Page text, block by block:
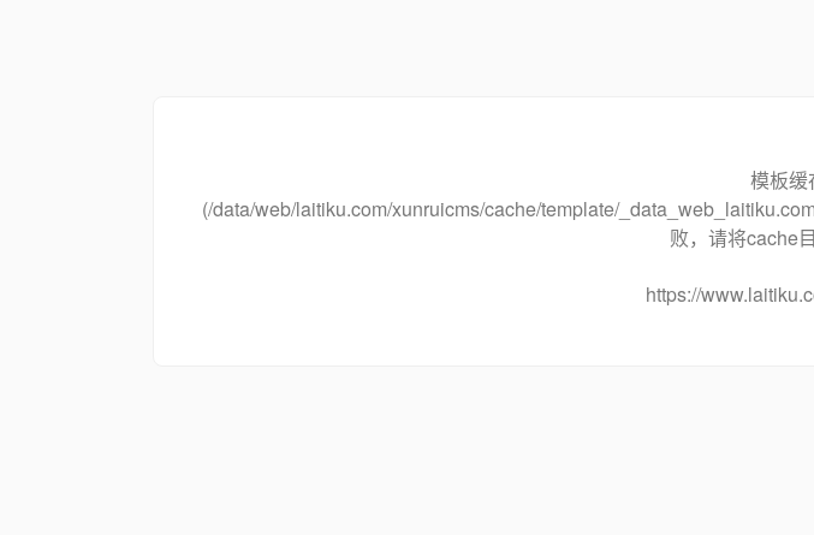
模板缓
(/data/web/laitiku.com/xunruicms/cache/template/
败，请将cache
https://